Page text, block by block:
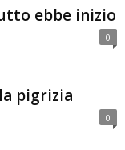
ebbe inizio
0
pigrizia
0